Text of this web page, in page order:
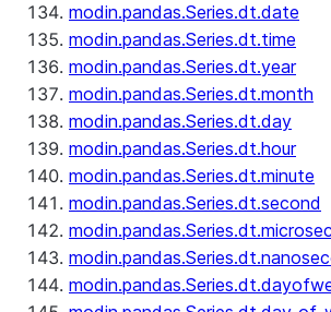
modin.pandas.Series.dt.date
modin.pandas.Series.dt.time
modin.pandas.Series.dt.year
modin.pandas.Series.dt.month
modin.pandas.Series.dt.day
modin.pandas.Series.dt.hour
modin.pandas.Series.dt.minute
modin.pandas.Series.dt.second